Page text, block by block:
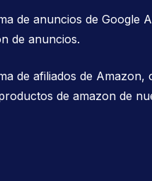
de anuncios de Google
de anuncios.
de afiliados de
de amazon de